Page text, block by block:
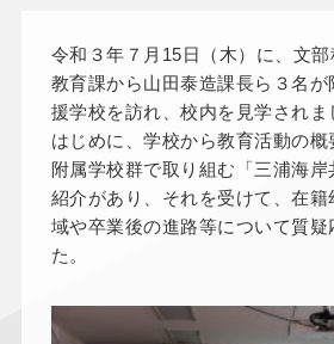
令和３年７月15日（木）に、文
教育課から山田泰造課長ら３名
援学校を訪れ、校内を見学されま
はじめに、学校から教育活動の
附属学校群で取り組む「三浦海
紹介があり、それを受けて、在
域や卒業後の進路等について質疑
た。